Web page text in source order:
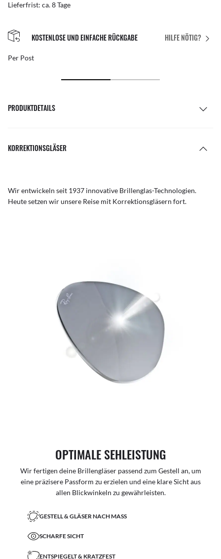
Lieferfrist: ca. 8 Tage
HILFE NÖTIG?
KOSTENLOSE UND EINFACHE RÜCKGABE
Per Post
PRODUKTDETAILS
KORREKTIONSGLÄSER
Wir entwickeln seit 1937 innovative Brillenglas-Technologien.
Heute setzen wir unsere Reise mit Korrektionsgläsern fort.
OPTIMALE SEHLEISTUNG
Wir fertigen deine Brillengläser passend zum Gestell an, um
eine präzisere Passform zu erzielen und eine klare Sicht aus
allen Blickwinkeln zu gewährleisten.
GESTELL & GLÄSER NACH MASS
SCHARFE SICHT
ENTSPIEGELT & KRATZFEST